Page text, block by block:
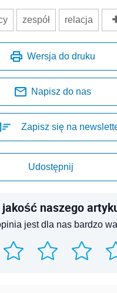
zespół relacja
Wersja do druku
Napisz do nas
Zapisz się na
Udostępnij
naszego
jest dla nas bardzo